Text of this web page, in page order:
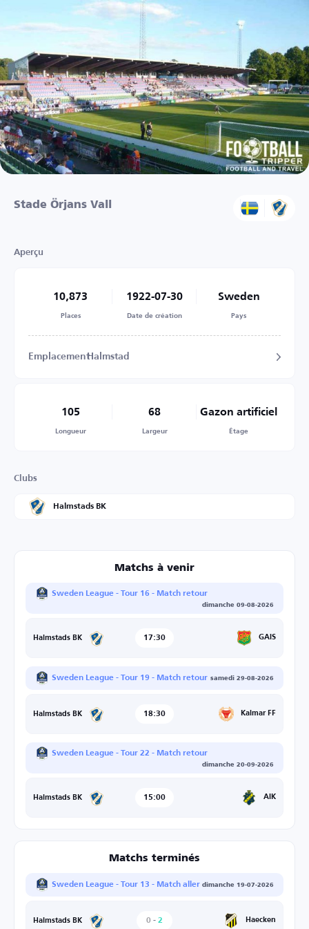
Stade Örjans Vall
Aperçu
10,873
Places
1922-07-30
Date de création
Sweden
Pays
EmplacementHalmstad
105
Longueur
68
Largeur
Gazon artificiel
Étage
Clubs
Halmstads BK
Matchs à venir
Sweden League - Tour 16 - Match retour
dimanche 09-08-2026
Halmstads BK 17:30 GAIS
Sweden League - Tour 19 - Match retour samedi 29-08-2026
Halmstads BK 18:30 Kalmar FF
Sweden League - Tour 22 - Match retour
dimanche 20-09-2026
Halmstads BK 15:00 AIK
Matchs terminés
Sweden League - Tour 13 - Match aller dimanche 19-07-2026
Halmstads BK 0 - 2 Haecken